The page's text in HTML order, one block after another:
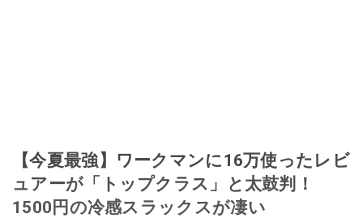
【今夏最強】ワークマンに16万使ったレビ
ュアーが「トップクラス」と太鼓判！
1500円の冷感スラックスが凄い